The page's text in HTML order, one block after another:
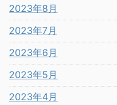
2023年8月
2023年7月
2023年6月
2023年5月
2023年4月